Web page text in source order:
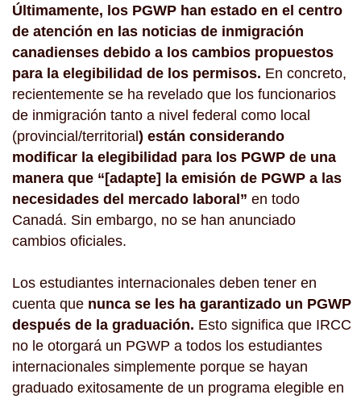
Últimamente, los PGWP han estado en el centro
de atención en las noticias de inmigración
canadienses debido a los cambios propuestos
para la elegibilidad de los permisos. En concreto,
recientemente se ha revelado que los funcionarios
de inmigración tanto a nivel federal como local
(provincial/territorial) están considerando
modificar la elegibilidad para los PGWP de una
manera que “[adapte] la emisión de PGWP a las
necesidades del mercado laboral” en todo
Canadá. Sin embargo, no se han anunciado
cambios oficiales.
Los estudiantes internacionales deben tener en
cuenta que nunca se les ha garantizado un PGWP
después de la graduación. Esto significa que IRCC
no le otorgará un PGWP a todos los estudiantes
internacionales simplemente porque se hayan
graduado exitosamente de un programa elegible en